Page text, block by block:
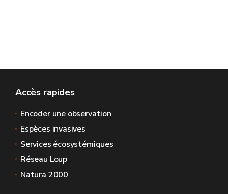
Accès rapides
Encoder une observation
Espèces invasives
Services écosystémiques
Réseau Loup
Natura 2000